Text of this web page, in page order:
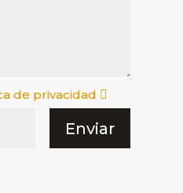
de privacidad
Enviar